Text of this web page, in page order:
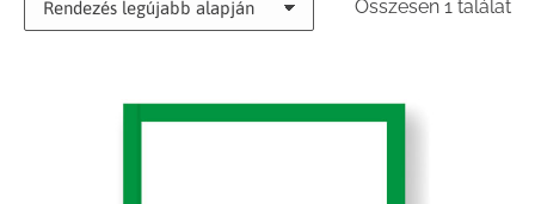
Összesen 1 találat